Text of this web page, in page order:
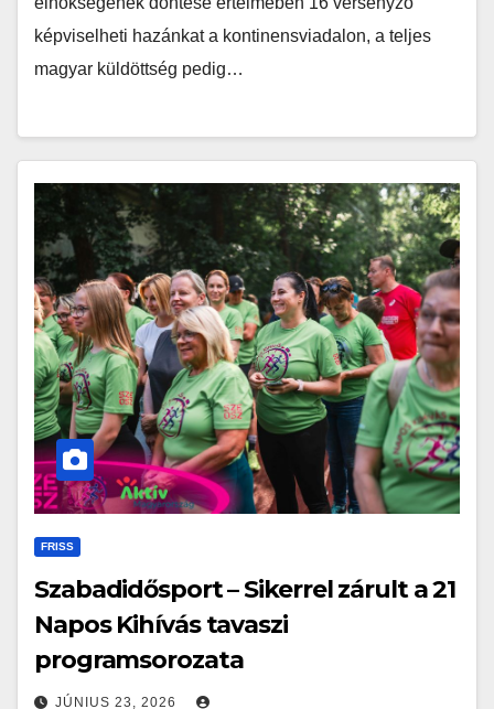
képviselheti hazánkat a kontinensviadalon, a teljes
magyar küldöttség pedig…
FRISS
Szabadidősport – Sikerrel zárult a 21
Napos Kihívás tavaszi
programsorozata
JÚNIUS 23, 2026